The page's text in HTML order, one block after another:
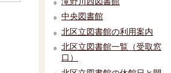
中央図書館
北区立図書館の利用案内
北区立図書館一覧（受取窓
口）